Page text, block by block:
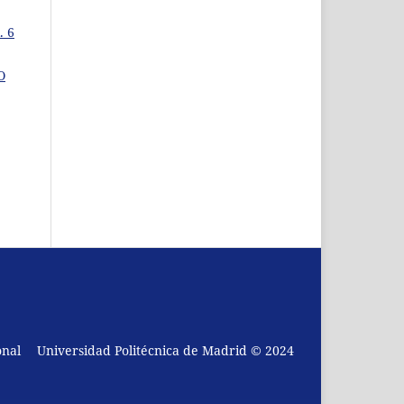
6
Universidad Politécnica de Madrid © 2024